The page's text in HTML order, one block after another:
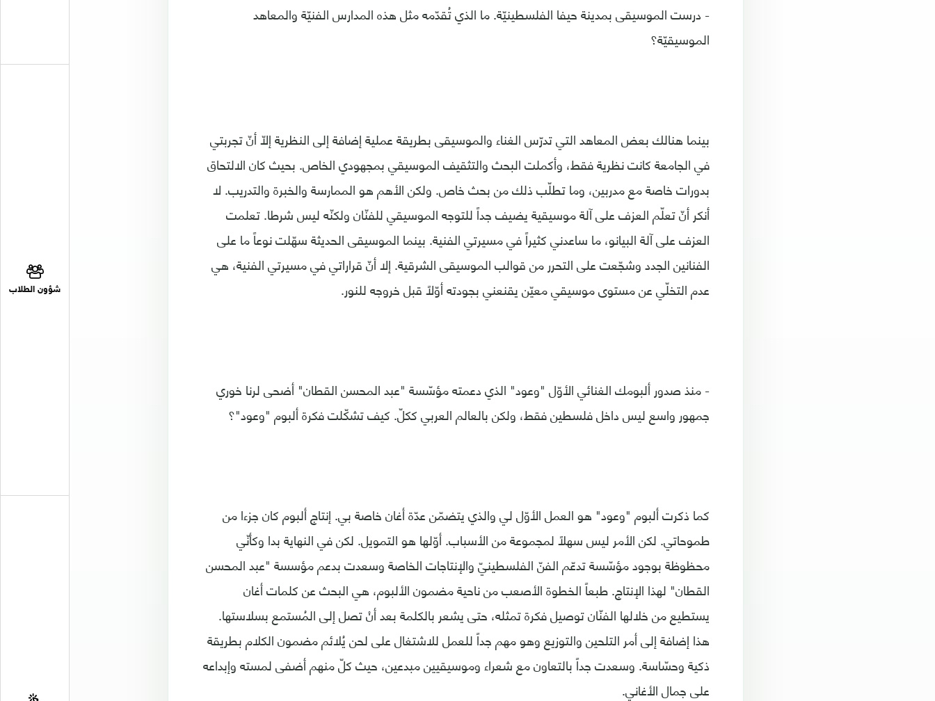
شؤون الطلاب
- درست الموسيقى بمدينة حيفا الفلسطينيّة. ما الذي تُقدّمه مثل هذه المدارس الفنيّة والمعاهد
الموسيقيّة؟
بينما هنالك بعض المعاهد التي تدرّس الغناء والموسيقى بطريقة عملية إضافة إلى النظرية إلاّ أنّ تجربتي
في الجامعة كانت نظرية فقط، وأكملت البحث والتثقيف الموسيقي بمجهودي الخاص. بحيث كان الالتحاق
بدورات خاصة مع مدربين، وما تطلّب ذلك من بحث خاص. ولكن الأهم هو الممارسة والخبرة والتدريب. لا
أنكر أنّ تعلّم العزف على آلة موسيقية يضيف جداً للتوجه الموسيقي للفنّان ولكنّه ليس شرطا. تعلمت
العزف على آلة البيانو، ما ساعدني كثيراً في مسيرتي الفنية. بينما الموسيقى الحديثة سهّلت نوعاً ما على
الفنانين الجدد وشجّعت على التحرر من قوالب الموسيقى الشرقية. إلا أنّ قراراتي في مسيرتي الفنية، هي
عدم التخلّي عن مستوى موسيقي معيّن يقنعني بجودته أوّلاً قبل خروجه للنور.
- منذ صدور ألبومك الغنائي الأوّل "وعود" الذي دعمته مؤسّسة "عبد المحسن القطان" أضحى لرنا خوري
جمهور واسع ليس داخل فلسطين فقط، ولكن بالعالم العربي ككلّ. كيف تشكّلت فكرة ألبوم "وعود"؟
كما ذكرت ألبوم "وعود" هو العمل الأوّل لي والذي يتضمّن عدّة أغان خاصة بي. إنتاج ألبوم كان جزءا من
طموحاتي. لكن الأمر ليس سهلاً لمجموعة من الأسباب. أوّلها هو التمويل. لكن في النهاية بدا وكأنّي
محظوظة بوجود مؤسّسة تدعّم الفنّ الفلسطينيّ والإنتاجات الخاصة وسعدت بدعم مؤسسة "عبد المحسن
القطان" لهذا الإنتاج. طبعاً الخطوة الأصعب من ناحية مضمون الألبوم، هي البحث عن كلمات أغان
يستطيع من خلالها الفنّان توصيل فكرة تمثله، حتى يشعر بالكلمة بعد أنْ تصل إلى المُستمع بسلاستها.
هذا إضافة إلى أمر التلحين والتوزيع وهو مهم جداً للعمل للاشتغال على لحن يُلائم مضمون الكلام بطريقة
ذكية وحسّاسة. وسعدت جداً بالتعاون مع شعراء وموسيقيين مبدعين، حيث كلّ منهم أضفى لمسته وإبداعه
على جمال الأغاني.